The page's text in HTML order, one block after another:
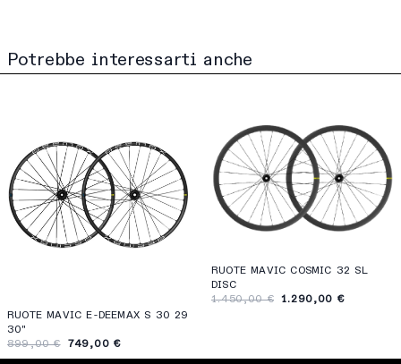
Potrebbe interessarti anche
RUOTE MAVIC E-DEEMAX S 30 29
30"
899,00 €
749,00 €
RUOTE MAVIC COSMIC 32 SL
DISC
1.450,00 €
1.290,00 €